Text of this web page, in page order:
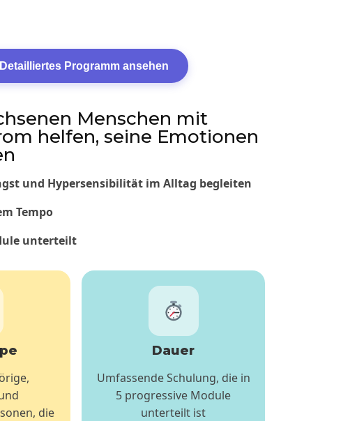
Detailliertes Programm ansehen
Menschen mit
helfen, seine Emotionen
und Hypersensibilität im Alltag begleiten
Tempo
unterteilt
die
Dauer
Umfassende Schulung, die in
5 progressive Module
unterteilt ist